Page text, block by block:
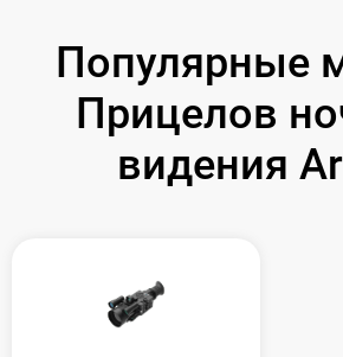
Популярные
Прицелов
видения